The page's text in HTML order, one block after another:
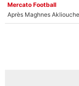
Mercato Football